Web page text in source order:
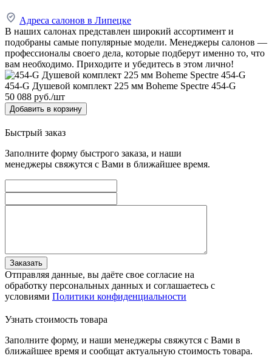
Адреса салонов в Липецке
В наших салонах представлен широкий ассортимент и
подобраны самые популярные модели. Менеджеры салонов —
профессионалы своего дела, которые подберут именно то, что
вам необходимо. Приходите и убедитесь в этом лично!
454-G Душевой комплект 225 мм Boheme Spectre 454-G
50 088 руб./шт
Добавить в корзину
Быстрый заказ
Заполните форму быстрого заказа, и наши
менеджеры свяжутся с Вами в ближайшее время.
Заказать
Отправляя данные, вы даёте свое согласие на
обработку персональных данных и соглашаетесь с
условиями Политики конфиденциальности
Узнать стоимость товара
Заполните форму, и наши менеджеры свяжутся с Вами в
ближайшее время и сообщат актуальную стоимость товара.